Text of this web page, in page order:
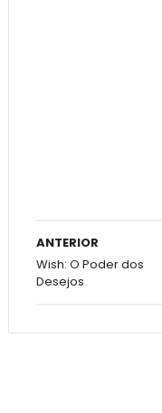
ANTERIOR
Wish: O Poder dos
Desejos